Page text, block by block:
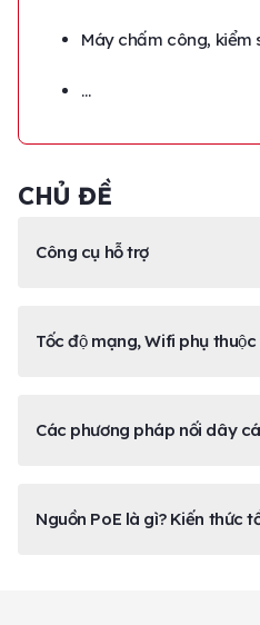
Máy chấm công, kiểm
…
CHỦ ĐỀ
Công cụ hỗ trợ
Tốc độ mạng, Wifi phụ
Các phương pháp nối dây
Nguồn PoE là gì? Kiến thức